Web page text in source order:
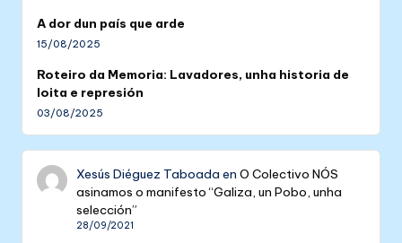
A dor dun país que arde
15/08/2025
Roteiro da Memoria: Lavadores, unha historia de
loita e represión
03/08/2025
Xesús Diéguez Taboada enO Colectivo NÓS
asinamos o manifesto “Galiza, un Pobo, unha
selección”
28/09/2021